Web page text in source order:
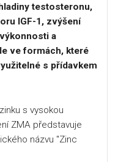
testosteronu,
IGF-1, zvýšení
a
ve formách, které
s přídavkem
s vysokou
ZMA představuje
názvu "Zinc